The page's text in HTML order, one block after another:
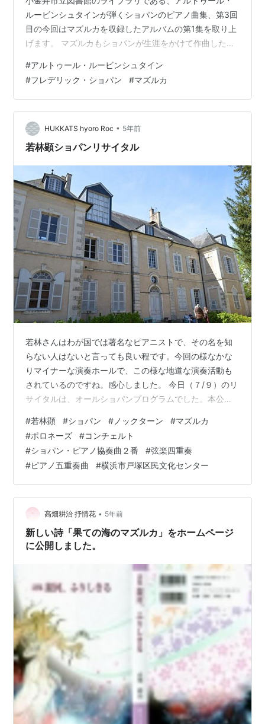
ルービンシュタインが弾くショパンのピアノ曲集、第3回
目の今回はマズルカを収録したアルバムの第1集を取り上
げます。 マズルカもショパンが生涯をかけて作曲したジ
ています。 ja.wikipedia.org だいたい1830年～1837年に
かけて、第1番から第25番は作曲されました。いくつかの
作品が同じ作品番号でまとめられており、1曲を単独で弾
くのではなく作品番号でまとめて演奏するためにまとめ
られていると言います。 実際に、一つ一つの演奏時間は
短…
#アルトゥール・ルービンシュタイン
#フレデリック・ショパン #マズルカ
HUKKATS hyoro Roc • 5年前
若林顕ショパンリサイタル
若林さんはわが国では著名なピアニストで、その名を知
らない人はないと言っても良い程です。今回の様なかな
りマイナーな演奏ホールで、この様な地道な演奏活動も
されているのですね。感心しました。 今日（７/９）のリ
サイタルは、オールショパンプログラムでした。本公演
ため延期されていたもので、２０１８年から全１５回に
渡るショパンシリーズ演奏の一環として行われたもので
す。副題として、「ショパンをめぐる旅」と題されてい
ます。そのVol.12回 目で、あと来年２月までの Vol.13、
Vol.14、 Vol.15の三回を残すのみとなりました。プログラ
ムの概要は以…
#若林顕 #ショパン # ノックターン #マズルカ
#ポロネーズ #コンチェルト
#ショパン・ピアノ協奏曲２番 #弦楽四重奏
#ピアノ五重奏曲 #横浜市戸塚区民文化センター
高畑耕治 抒情花 • 5年前
新しい詩「果ての海のマズルカ」をホームページ
に公開しました。